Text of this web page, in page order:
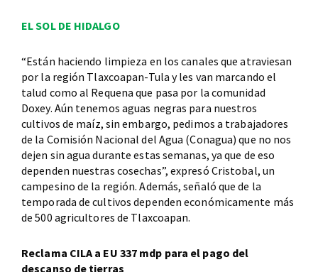
EL SOL DE HIDALGO
“Están haciendo limpieza en los canales que atraviesan
por la región Tlaxcoapan-Tula y les van marcando el
talud como al Requena que pasa por la comunidad
Doxey. Aún tenemos aguas negras para nuestros
cultivos de maíz, sin embargo, pedimos a trabajadores
de la Comisión Nacional del Agua (Conagua) que no nos
dejen sin agua durante estas semanas, ya que de eso
dependen nuestras cosechas”, expresó Cristobal, un
campesino de la región. Además, señaló que de la
temporada de cultivos dependen económicamente más
de 500 agricultores de Tlaxcoapan.
Reclama CILA a EU 337 mdp para el pago del
descanso de tierras